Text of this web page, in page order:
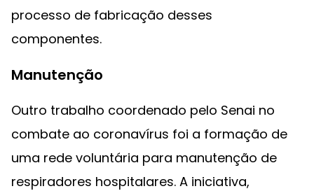
processo de fabricação desses
componentes.
Manutenção
Outro trabalho coordenado pelo Senai no
combate ao coronavírus foi a formação de
uma rede voluntária para manutenção de
respiradores hospitalares. A iniciativa,